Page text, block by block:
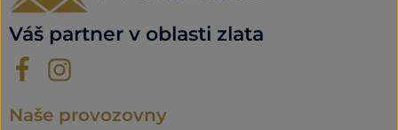
Váš partner v oblasti zlata
Naše provozovny